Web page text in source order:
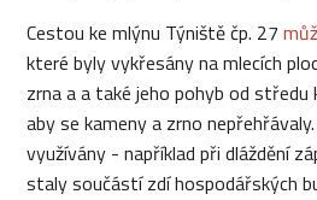
Cestou ke mlýnu Týniště čp. 27
které byly vykřesány na mlecích
zrna a a také jeho pohyb od
aby se kameny a zrno
využívány - například při dláždění
staly součástí zdí hospodářských